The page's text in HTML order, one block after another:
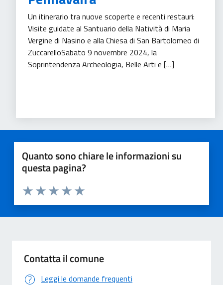
Un itinerario tra nuove scoperte e recenti restauri:
Visite guidate al Santuario della Natività di Maria
Vergine di Nasino e alla Chiesa di San Bartolomeo di
ZuccarelloSabato 9 novembre 2024, la
Soprintendenza Archeologia, Belle Arti e […]
Quanto sono chiare le informazioni su
questa pagina?
Valuta 5 stelle su 5
Valuta 4 stelle su 5
Valuta 3 stelle su 5
Valuta 2 stelle su 5
Valuta 1 stelle su 5
Contatta il comune
Leggi le domande frequenti